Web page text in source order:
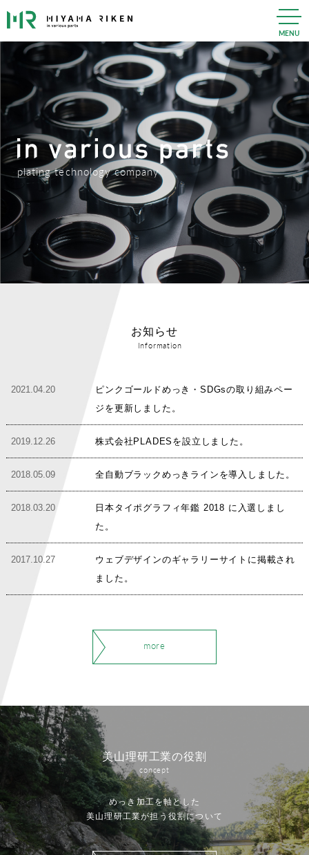
MENU
plating technology company
お知らせ
Information
2021.04.20
ピンクゴールドめっき・SDGsの取り組みペー
ジを更新しました。
2019.12.26 株式会社PLADESを設立しました。
2018.05.09 全自動ブラックめっきラインを導入しました。
2018.03.20
日本タイポグラフィ年鑑 2018 に入選しまし
た。
2017.10.27
ウェブデザインのギャラリーサイトに掲載され
ました。
more
美山理研工業の役割
concept
めっき加工を軸とした
美山理研工業が担う役割について